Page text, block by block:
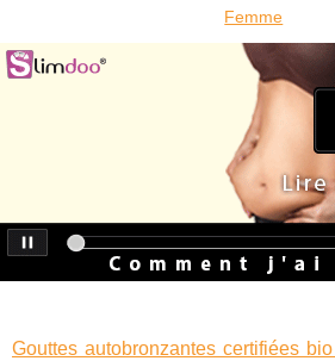
Femme
Gouttes autobronzantes certifiées